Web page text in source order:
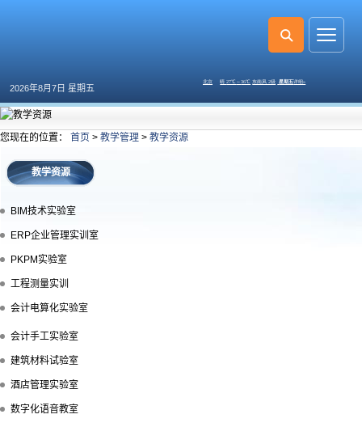
2026年8月7日 星期五
您现在的位置： 首页 > 教学管理 > 教学资源
教学资源
BIM技术实验室
ERP企业管理实训室
PKPM实验室
工程测量实训
会计电算化实验室
会计手工实验室
建筑材料试验室
酒店管理实验室
数字化语音教室